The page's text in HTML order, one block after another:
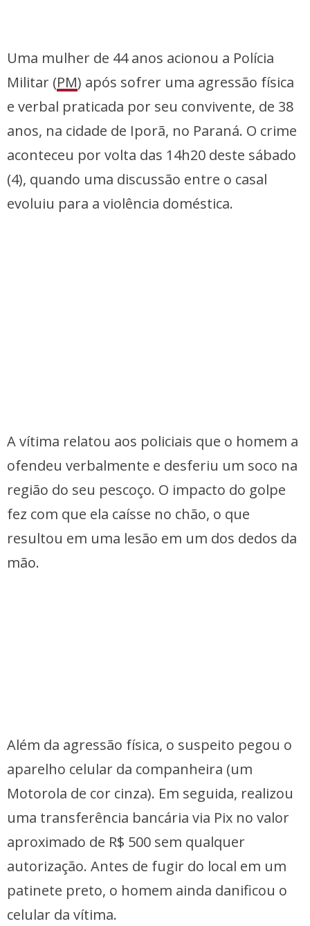
Uma mulher de 44 anos acionou a Polícia
Militar (PM) após sofrer uma agressão física
e verbal praticada por seu convivente, de 38
anos, na cidade de Iporã, no Paraná. O crime
aconteceu por volta das 14h20 deste sábado
(4), quando uma discussão entre o casal
evoluiu para a violência doméstica.
A vítima relatou aos policiais que o homem a
ofendeu verbalmente e desferiu um soco na
região do seu pescoço. O impacto do golpe
fez com que ela caísse no chão, o que
resultou em uma lesão em um dos dedos da
mão.
Além da agressão física, o suspeito pegou o
aparelho celular da companheira (um
Motorola de cor cinza). Em seguida, realizou
uma transferência bancária via Pix no valor
aproximado de R$ 500 sem qualquer
autorização. Antes de fugir do local em um
patinete preto, o homem ainda danificou o
celular da vítima.